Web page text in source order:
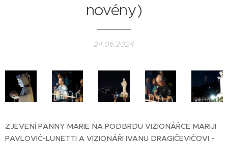
novény)
24.06.2024
ZJEVENÍ PANNY MARIE NA PODBRDU VIZIONÁŘCE MARIJI
PAVLOVIĆ-LUNETTI A VIZIONÁŘI IVANU DRAGIČEVIĆOVI -